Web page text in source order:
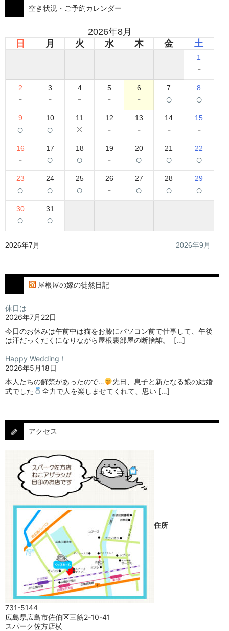
空き状況・ご予約カレンダー
2026年8月
日
月 火 水 木 金 土
1
-
2
-
3
-
4
-
5
-
6
-
7
○
8
○
9
○
10
○
11
×
12
-
13
-
14
-
15
-
16
-
17
○
18
○
19
-
20
○
21
○
22
○
23
○
24
○
25
○
26
-
27
○
28
○
29
○
30
○
31
○
2026年7月 2026年9月
屋根屋の嫁の徒然日記
休日は
2026年7月22日
今日のお休みは午前中は猫をお膝にパソコン前で仕事して、午後
は汗だっくだくになりながら屋根裏部屋の断捨離。⁡ ⁡ […]
Happy Wedding！
2026年5月18日
本人たちの解禁があったので…
⁡⁡先日、息子と新たなる娘の結婚
式でした
⁡⁡⁡全力で人を楽しませてくれて、思い […]
アクセス
住所
731-5144
広島県広島市佐伯区三筋2-10-41
スパーク佐方店横